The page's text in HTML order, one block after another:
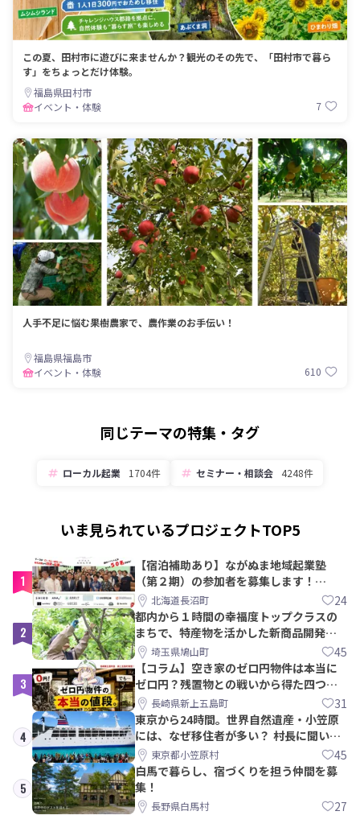
この夏、田村市に遊びに来ませんか？観光のその先で、「田村市で暮ら
す」をちょっとだけ体験。
福島県田村市
イベント・体験
7
人手不足に悩む果樹農家で、農作業のお手伝い！
福島県福島市
イベント・体験
610
同じテーマの特集・タグ
ローカル起業 1704件 セミナー・相談会 4248件
いま見られているプロジェクトTOP5
1
【宿泊補助あり】ながぬま地域起業塾
（第２期）の参加者を募集します！
【8/21〆】
北海道長沼町 24
2
都内から１時間の幸福度トップクラスの
まちで、特産物を活かした新商品開発＆
PRメンバー募集！
埼玉県鳩山町 45
3
【コラム】空き家のゼロ円物件は本当に
ゼロ円？残置物との戦いから得た四つの
教訓｜新上五島町
長崎県新上五島町 31
4
東京から24時間。世界自然遺産・小笠原
には、なぜ移住者が多い？ 村長に聞いて
みた東京都小笠原村 45
5
白馬で暮らし、宿づくりを担う仲間を募
集！
長野県白馬村 27